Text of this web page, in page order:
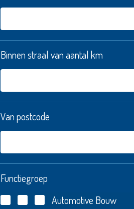
Binnen straal van aantal km
Van postcode
Functiegroep
Automotive Bouw